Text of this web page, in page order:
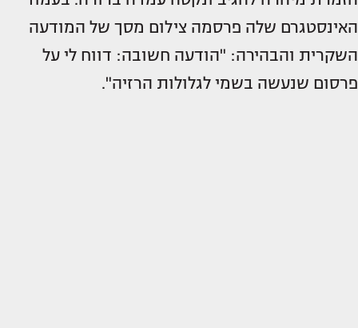
האינסטגרם שלה פרסמה צילום מסך של המודעה
השקרית והבהירה: "הודעה חשובה: דווח לי על
פרסום שנעשה בשמי לגלולות הרזיה".